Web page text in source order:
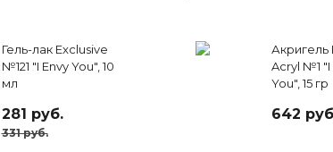
Гель-лак Exclusive
№121 "I Envy You", 10
мл
281 руб.
331 руб.
Акригель
Acryl №1 "I
You", 15 гр
642